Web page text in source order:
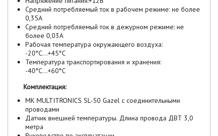
Средний потребляемый ток в рабочем режиме: не более
0,35А
Средний потребляемый ток в дежурном режиме: не
более 0,03А
Рабочая температура окружающего воздуха:
-20°С...+45°С
Температура транспортирования и хранения:
-40°С...+60°С
Комплектация:
МК MULTITRONICS SL-50 Gazel с соединительными
проводами
Датчик внешней температуры. Длина провода ДВТ 3,0
метра